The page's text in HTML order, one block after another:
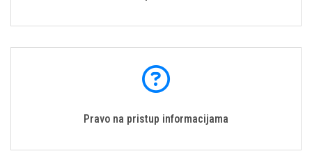
Pravo na pristup informacijama